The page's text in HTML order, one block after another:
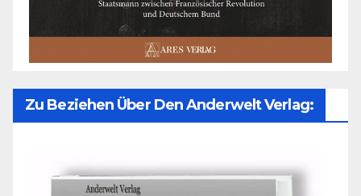
Zu Beziehen Über Den Anderwelt Verlag: